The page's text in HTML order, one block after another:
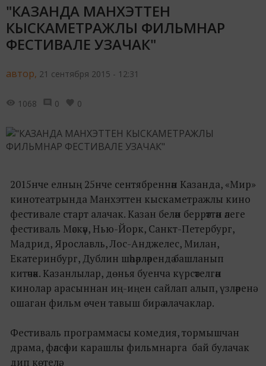
"КАЗАНДА МАНХЭТТЕН
КЫСКАМЕТРАЖЛЫ ФИЛЬМНАР
ФЕСТИВАЛЕ УЗАЧАК"
автор, 21 сентября 2015 - 12:31
1068 0 0
2015нче елның 25нче сентябреннән Казанда, «Мир»
кинотеатрында Манхэттен кыскаметражлы кино
фестивале старт алачак. Казан белән беррәттән әлеге
фестиваль Мәскәү, Нью-Йорк, Санкт-Петербург,
Мадрид, Ярославль, Лос-Анджелес, Милан,
Екатеринбург, Дублин шәһәрләрендә башланып
китәчәк. Казанлылар, дөнья буенча күрсәтелгән
кинолар арасыннан иң-иңен сайлап алып, үзләренә
ошаган фильм өчен тавыш бирә алачаклар.
Фестиваль программасы комедия, тормышчан
драма, фәлсәфи карашлы фильмнарга бай булачак
дип көтелә.